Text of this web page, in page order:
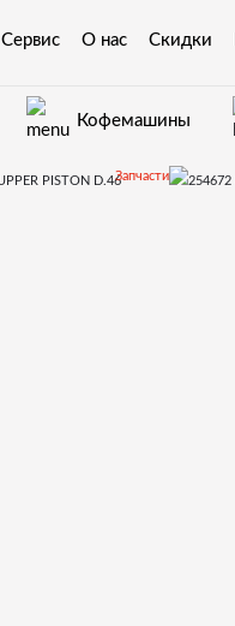
Сервис О нас Скидки
Кофемашины
Запчасти